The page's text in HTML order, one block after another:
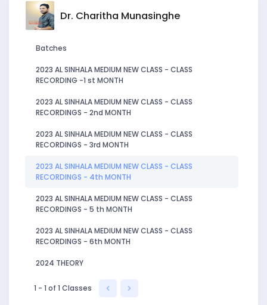
Dr. Charitha Munasinghe
Batches
2023 AL SINHALA MEDIUM NEW CLASS - CLASS
RECORDING -1 st MONTH
2023 AL SINHALA MEDIUM NEW CLASS - CLASS
RECORDINGS - 2nd MONTH
2023 AL SINHALA MEDIUM NEW CLASS - CLASS
RECORDINGS - 3rd MONTH
2023 AL SINHALA MEDIUM NEW CLASS - CLASS
RECORDINGS - 4th MONTH
2023 AL SINHALA MEDIUM NEW CLASS - CLASS
RECORDINGS - 5 th MONTH
2023 AL SINHALA MEDIUM NEW CLASS - CLASS
RECORDINGS - 6th MONTH
2024 THEORY
1 - 1 of 1 Classes